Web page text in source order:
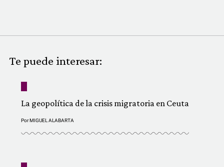
Te puede interesar:
La geopolítica de la crisis migratoria en Ceuta
PorMIGUEL ALABARTA